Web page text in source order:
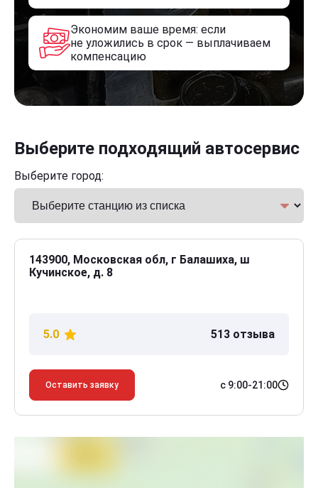
Экономим ваше время: если
не уложились в срок — выплачиваем
компенсацию
Выберите подходящий автосервис
Выберите город:
143900, Московская обл, г Балашиха, ш
Кучинское, д. 8
5.0 513 отзыва
Оставить заявку с 9:00-21:00